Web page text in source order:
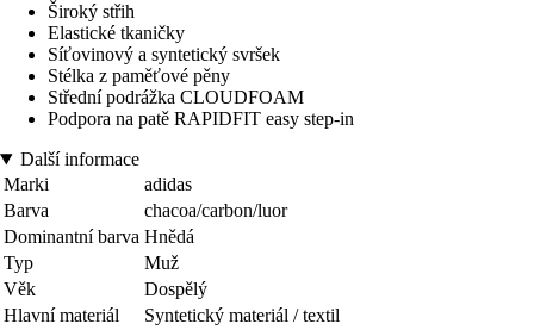
Široký střih
Elastické tkaničky
Síťovinový a syntetický svršek
Stélka z paměťové pěny
Střední podrážka CLOUDFOAM
Podpora na patě RAPIDFIT easy step-in
Další informace
Marki
adidas
Barva
chacoa/carbon/luor
Dominantní barva Hnědá
Typ
Muž
Věk
Dospělý
Hlavní materiál
Syntetický materiál / textil